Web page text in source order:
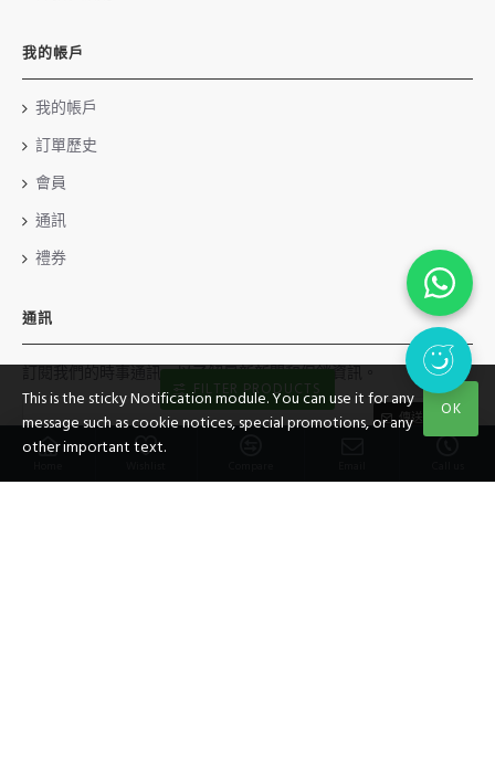
我的帳戶
我的帳戶
訂單歷史
會員
通訊
禮券
通訊
訂閱我們的時事通訊，以了解最新新聞和促銷資訊。
傳送
OK
This is the sticky Notification module. You can use it for any
message such as cookie notices, special promotions, or any
other important text.
FILTER PRODUCTS